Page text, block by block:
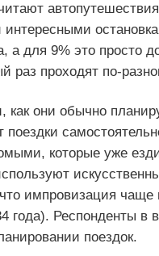
а для 9% это просто
раз проходят по-
как они обычно
которые уже
импровизация чаще
Респонденты в
поездок.